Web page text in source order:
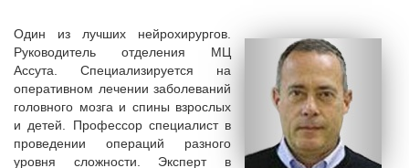
Один из лучших нейрохирургов.
Руководитель отделения МЦ
Ассута. Специализируется на
оперативном лечении заболеваний
головного мозга и спины взрослых
и детей. Профессор специалист в
проведении операций разного
уровня сложности. Эксперт в